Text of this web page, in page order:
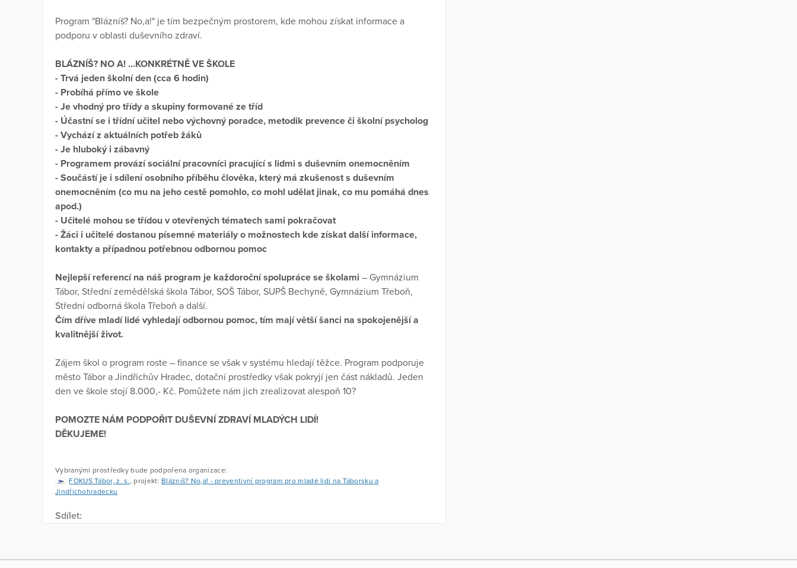
Program "Blázníš? No,a!" je tím bezpečným prostorem, kde mohou získat informace a
podporu v oblasti duševního zdraví.
BLÁZNÍŠ? NO A! …KONKRÉTNĚ VE ŠKOLE
- Trvá jeden školní den (cca 6 hodin)
- Probíhá přímo ve škole
- Je vhodný pro třídy a skupiny formované ze tříd
- Účastní se i třídní učitel nebo výchovný poradce, metodik prevence či školní psycholog
- Vychází z aktuálních potřeb žáků
- Je hluboký i zábavný
- Programem provází sociální pracovníci pracující s lidmi s duševním onemocněním
- Součástí je i sdílení osobního příběhu člověka, který má zkušenost s duševním
onemocněním (co mu na jeho cestě pomohlo, co mohl udělat jinak, co mu pomáhá dnes
apod.)
- Učitelé mohou se třídou v otevřených tématech sami pokračovat
- Žáci i učitelé dostanou písemné materiály o možnostech kde získat další informace,
kontakty a případnou potřebnou odbornou pomoc
Nejlepší referencí na náš program je každoroční spolupráce se školami – Gymnázium
Tábor, Střední zemědělská škola Tábor, SOŠ Tábor, SUPŠ Bechyně, Gymnázium Třeboň,
Střední odborná škola Třeboň a další.
Čím dříve mladí lidé vyhledají odbornou pomoc, tím mají větší šanci na spokojenější a
kvalitnější život.
Zájem škol o program roste – finance se však v systému hledají těžce. Program podporuje
město Tábor a Jindřichův Hradec, dotační prostředky však pokryjí jen část nákladů. Jeden
den ve škole stojí 8.000,- Kč. Pomůžete nám jich zrealizovat alespoň 10?
POMOZTE NÁM PODPOŘIT DUŠEVNÍ ZDRAVÍ MLADÝCH LIDÍ!
DĚKUJEME!
Vybranými prostředky bude podpořena organizace:
FOKUS Tábor, z. s., projekt: Blázníš? No,a! - preventivní program pro mladé lidi na Táborsku a
Jindřichohradecku
Sdílet: